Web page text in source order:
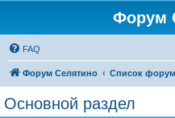
Форум
FAQ
Форум Селятино Список
Основной раздел